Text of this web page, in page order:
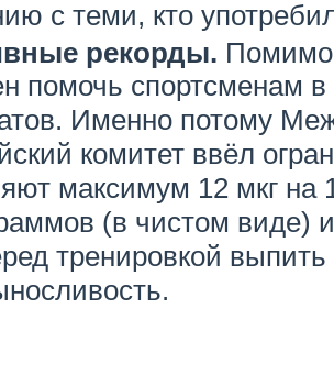
с теми, кто
рекорды. Помимо
помочь спортсменам
Именно потому
комитет ввёл
максимум 12 мкг на
(в чистом виде)
тренировкой